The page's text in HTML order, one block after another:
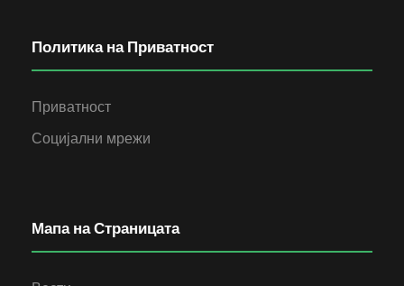
Политика на Приватност
Приватност
Социјални мрежи
Мапа на Страницата